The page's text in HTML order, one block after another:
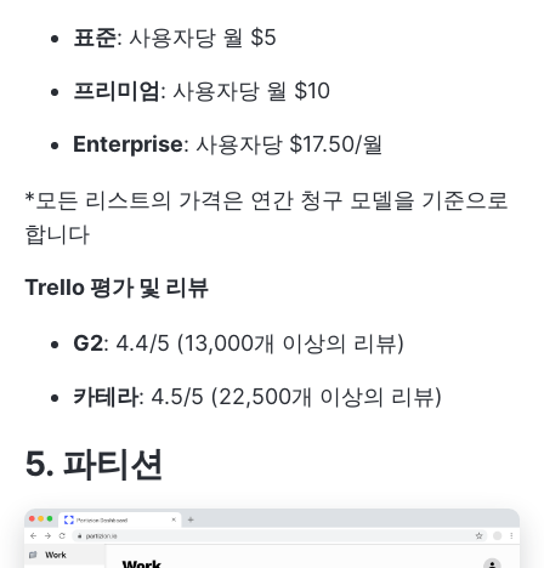
표준: 사용자당 월 $5
프리미엄: 사용자당 월 $10
Enterprise: 사용자당 $17.50/월
*모든 리스트의 가격은 연간 청구 모델을 기준으로
합니다
Trello 평가 및 리뷰
G2: 4.4/5 (13,000개 이상의 리뷰)
카테라: 4.5/5 (22,500개 이상의 리뷰)
5. 파티션